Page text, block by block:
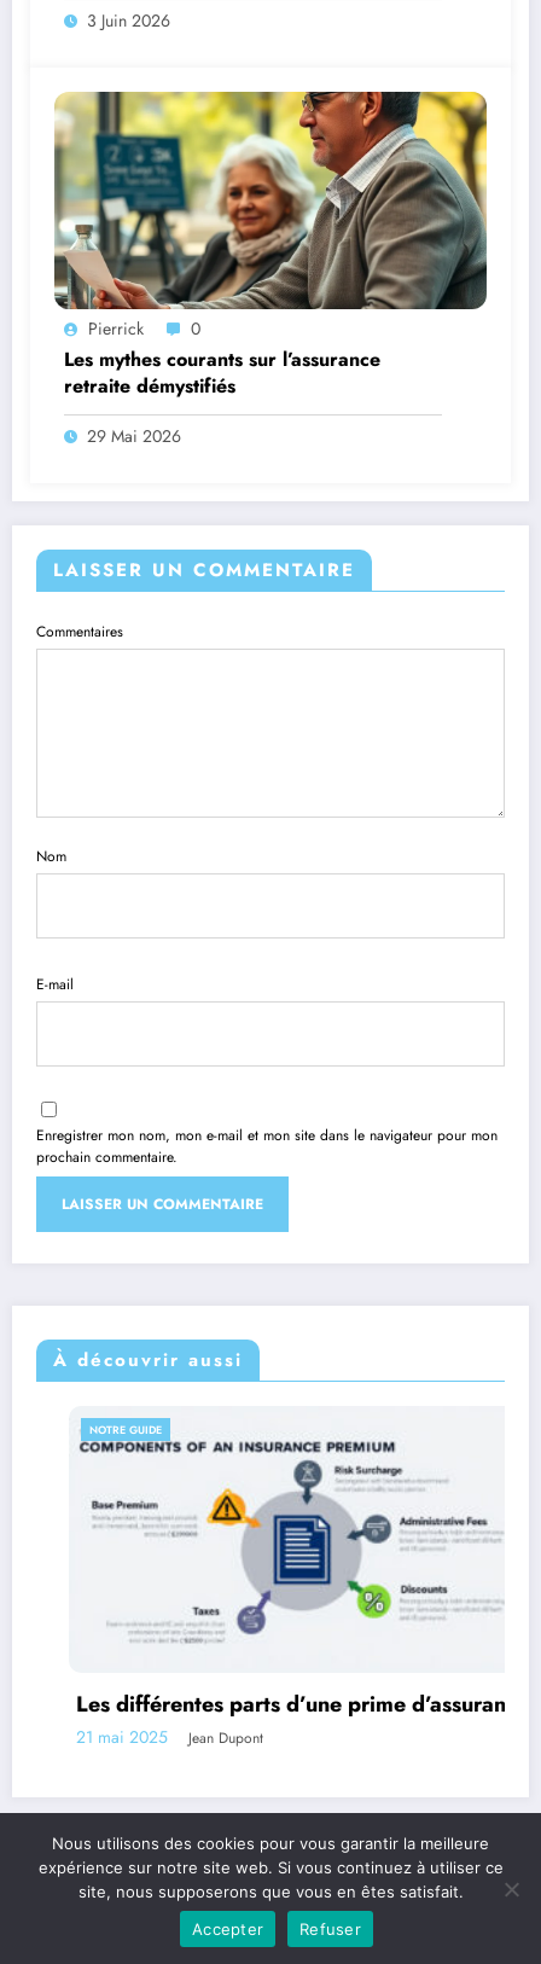
3 Juin 2026
Pierrick 0
Les mythes courants sur l’assurance
retraite démystifiés
29 Mai 2026
LAISSER UN COMMENTAIRE
Commentaires
Nom
E-mail
Enregistrer mon nom, mon e-mail et mon site dans le navigateur pour mon
prochain commentaire.
À découvrir aussi
parts d’une prime d’assurance
Jean Dupont
Les
Copyright 2026 - mon-assurance-retraite.fr | Powered By
Nous utilisons des cookies pour vous garantir la meilleure
expérience sur notre site web. Si vous continuez à utiliser ce
site, nous supposerons que vous en êtes satisfait.
Accepter
Refuser